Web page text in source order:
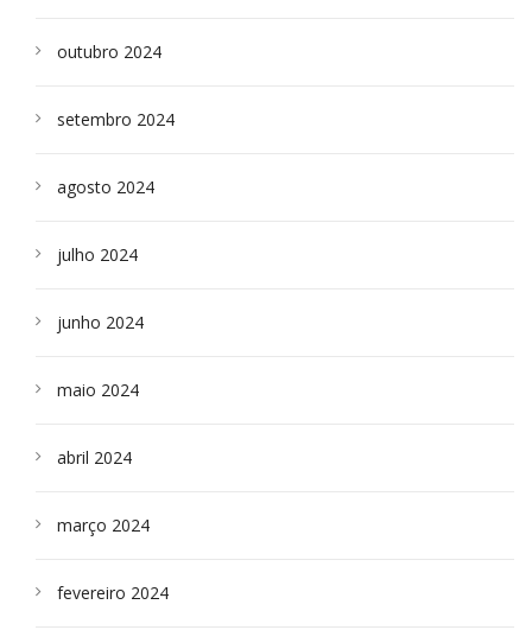
outubro 2024
setembro 2024
agosto 2024
julho 2024
junho 2024
maio 2024
abril 2024
março 2024
fevereiro 2024